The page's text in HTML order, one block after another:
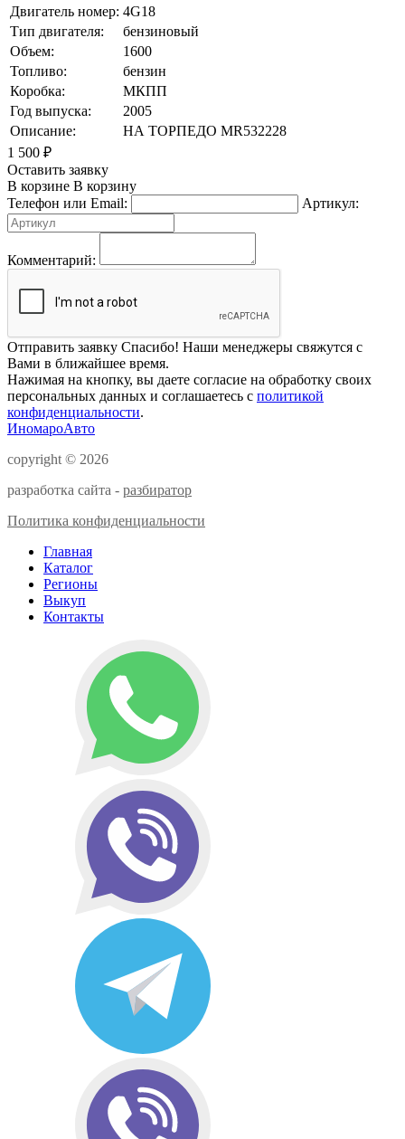
Двигатель номер: 4G18
Тип двигателя:
бензиновый
Объем:
1600
Топливо:
бензин
Коробка:
МКПП
Год выпуска:
2005
Описание:
НА ТОРПЕДО MR532228
1 500 ₽
Оставить заявку
В корзине В корзину
Телефон или Email:
Артикул:
Комментарий:
Отправить заявку Спасибо! Наши менеджеры свяжутся с
Вами в ближайшее время.
Нажимая на кнопку, вы даете согласие на обработку своих
персональных данных и соглашаетесь с политикой
конфиденциальности.
ИномароАвто
copyright © 2026
разработка сайта - разбиратор
Политика конфиденциальности
Главная
Каталог
Регионы
Выкуп
Контакты